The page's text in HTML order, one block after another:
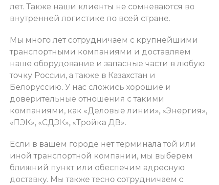
лет. Также наши клиенты не сомневаются во
внутренней логистике по всей стране.
Мы много лет сотрудничаем с крупнейшими
транспортными компаниями и доставляем
наше оборудование и запасные части в любую
точку России, а также в Казахстан и
Белоруссию. У нас сложись хорошие и
доверительные отношения с такими
компаниями, как «Деловые линии», «Энергия»,
«ПЭК», «СДЭК», «Тройка ДВ».
Если в вашем городе нет терминала той или
иной транспортной компании, мы выберем
ближний пункт или обеспечим адресную
доставку. Мы также тесно сотрудничаем с